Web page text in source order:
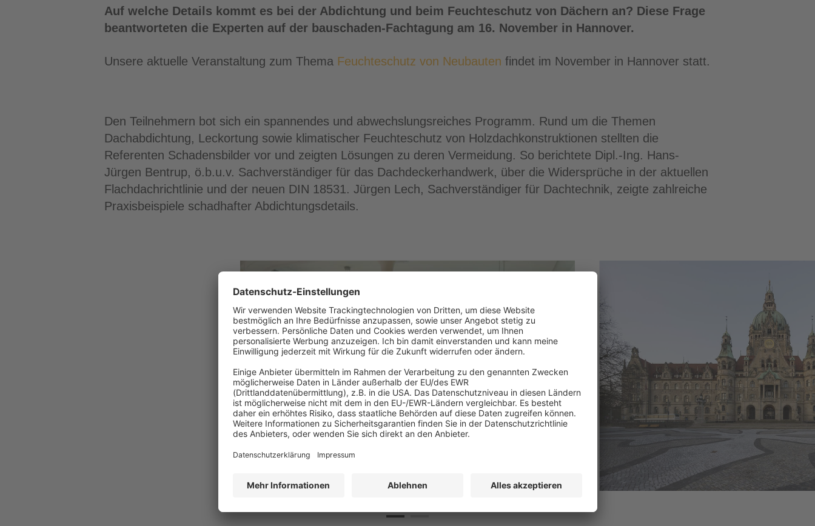
Auf welche Details kommt es bei der Abdichtung und beim Feuchteschutz von Dächern an? Diese Frage
beantworteten die Experten auf der bauschaden-Fachtagung am 16. November in Hannover.
Unsere aktuelle Veranstaltung zum Thema Feuchteschutz von Neubauten findet im November in Hannover statt.
Den Teilnehmern bot sich ein spannendes und abwechslungsreiches Programm. Rund um die Themen
Dachabdichtung, Leckortung sowie klimatischer Feuchteschutz von Holzdachkonstruktionen stellten die
Referenten Schadensbilder vor und zeigten Lösungen zu deren Vermeidung. So berichtete Dipl.-Ing. Hans-
Jürgen Bentrup, ö.b.u.v. Sachverständiger für das Dachdeckerhandwerk, über die Widersprüche in der aktuellen
Flachdachrichtlinie und der neuen DIN 18531. Jürgen Lech, Sachverständiger für Dachtechnik, zeigte zahlreiche
Praxisbeispiele schadhafter Abdichtungsdetails.